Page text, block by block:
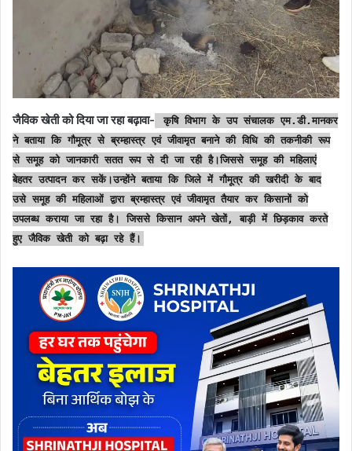
जैविक खेती को दिया जा रहा बढ़ावा-
कृषि विभाग के उप संचालक एम.डी.मानकर
ने बताया कि गौमूत्र से ब्रम्हास्त्र एवं जीवामृत बनाने की विधि की तकनीकी रूप
से समूह को जानकारी सतत रूप से दी जा रही है।जिससे समूह की महिलाएं
बेहतर उत्पादन कर सकें।उन्होंने बताया कि जिले में गौमूत्र की खरीदी के बाद
उसे समूह की महिलाओं द्वारा ब्रम्हास्त्र एवं जीवामृत तैयार कर किसानों को
उपलब्ध कराया जा रहा है। जिससे किसान अपने खेतों, बाड़ी में छिड़काव करते
हुए जैविक खेती को बढ़ा रहे हैं।